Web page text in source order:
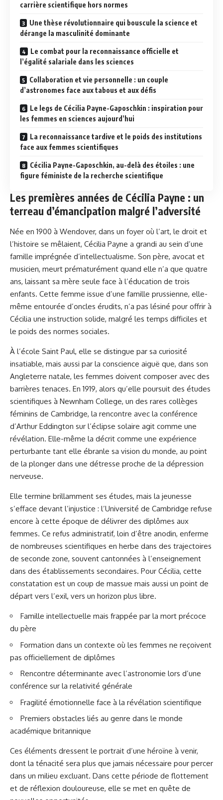
carrière scientifique hors normes
Une thèse révolutionnaire qui bouscule la science et
dérange la masculinité dominante
Le combat pour la reconnaissance officielle et
l’égalité salariale dans les sciences
Collaboration et vie personnelle : un couple
d’astronomes face aux tabous et aux défis
Le legs de Cécilia Payne-Gaposchkin : inspiration pour
les femmes en sciences aujourd’hui
La reconnaissance tardive et le poids des institutions
face aux femmes scientifiques
Cécilia Payne-Gaposchkin, au-delà des étoiles : une
figure féministe de la recherche scientifique
Les premières années de Cécilia Payne : un
terreau d’émancipation malgré l’adversité
Née en 1900 à Wendover, dans un foyer où l’art, le droit et
l’histoire se mêlaient, Cécilia Payne a grandi au sein d’une
famille imprégnée d’intellectualisme. Son père, avocat et
musicien, meurt prématurément quand elle n’a que quatre
ans, laissant sa mère seule face à l’éducation de trois
enfants. Cette femme issue d’une famille prussienne, elle-
même entourée d’oncles érudits, n’a pas lésiné pour offrir à
Cécilia une instruction solide, malgré les temps difficiles et
le poids des normes sociales.
À l’école Saint Paul, elle se distingue par sa curiosité
insatiable, mais aussi par la conscience aiguë que, dans son
Angleterre natale, les femmes doivent composer avec des
barrières tenaces. En 1919, alors qu’elle poursuit des études
scientifiques à Newnham College, un des rares collèges
féminins de Cambridge, la rencontre avec la conférence
d’Arthur Eddington sur l’éclipse solaire agit comme une
révélation. Elle-même la décrit comme une expérience
perturbante tant elle ébranle sa vision du monde, au point
de la plonger dans une détresse proche de la dépression
nerveuse.
Elle termine brillamment ses études, mais la jeunesse
s’efface devant l’injustice : l’Université de Cambridge refuse
encore à cette époque de délivrer des diplômes aux
femmes. Ce refus administratif, loin d’être anodin, enferme
de nombreuses scientifiques en herbe dans des trajectoires
de seconde zone, souvent cantonnées à l’enseignement
dans des établissements secondaires. Pour Cécilia, cette
constatation est un coup de massue mais aussi un point de
départ vers l’exil, vers un horizon plus libre.
Famille intellectuelle mais frappée par la mort précoce
du père
Formation dans un contexte où les femmes ne reçoivent
pas officiellement de diplômes
Rencontre déterminante avec l’astronomie lors d’une
conférence sur la relativité générale
Fragilité émotionnelle face à la révélation scientifique
Premiers obstacles liés au genre dans le monde
académique britannique
Ces éléments dressent le portrait d’une héroïne à venir,
dont la ténacité sera plus que jamais nécessaire pour percer
dans un milieu excluant. Dans cette période de flottement
et de réflexion douloureuse, elle se met en quête de